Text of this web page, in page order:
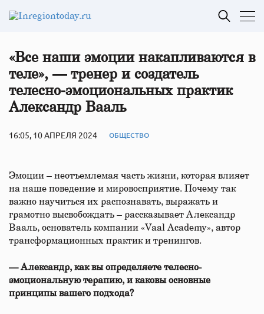
«Все наши эмоции накапливаются в
теле», — тренер и создатель
телесно-эмоциональных практик
Александр Вааль
16:05, 10 АПРЕЛЯ 2024 ОБЩЕСТВО
Эмоции – неотъемлемая часть жизни, которая влияет
на наше поведение и мировосприятие. Почему так
важно научиться их распознавать, выражать и
грамотно высвобождать – рассказывает Александр
Вааль, основатель компании «Vaal Academy», автор
трансформационных практик и тренингов.
— Александр, как вы определяете телесно-
эмоциональную терапию, и каковы основные
принципы вашего подхода?